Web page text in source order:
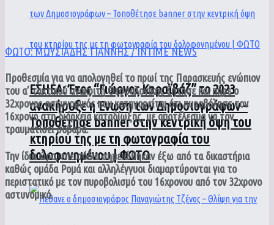
ΕΣΗΕΑ: Έτος “Γιώργος Καραϊβάζ” το 2023
ανακήρυξε η Ένωση των Δημοσιογράφων –
Τοποθέτησε banner στην κεντρική όψη του
κτηρίου της με τη φωτογραφία του
δολοφονημένου | ΦΩΤΟ
ΦΩΤΟ: ΜΩΥΣΙΑΔΗΣ ΓΙΑΝΝΗΣ / INTIME NEWS
Προθεσμία για να απολογηθεί το πρωί της Παρασκευής ενώπιον
του α’ τακτικού ανακριτή Θεσσαλονίκης ζήτησε και πήρε ο
32χρονος αστυνομικός που κατηγορείται ότι πυροβόλησε τον
16χρονο στη διάρκεια καταδίωξης, με αποτέλεσμα να τον
τραυματίσει σοβαρά.
Την ίδια ώρα, επεισόδια σημειώθηκαν έξω από τα δικαστήρια
καθώς ομάδα Ρομά και αλληλέγγυοι διαμαρτύρονται για το
περιστατικό με τον πυροβολισμό του 16χρονου από τον 32χρονο
αστυνομικό.